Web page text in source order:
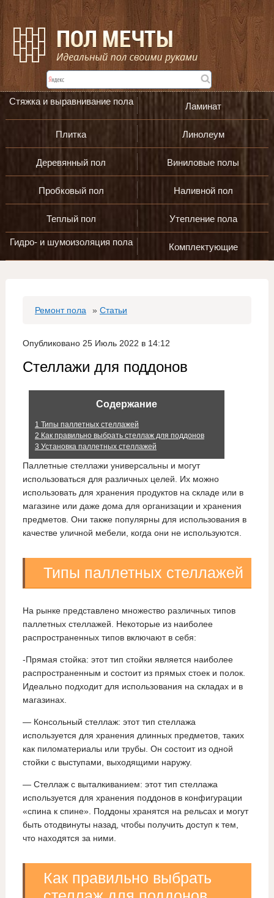
Стяжка и выравнивание пола Ламинат
Плитка Линолеум
Деревянный пол Виниловые полы
Пробковый пол Наливной пол
Теплый пол Утепление пола
Гидро- и шумоизоляция пола Комплектующие
Ремонт пола » Статьи
Опубликовано 25 Июль 2022 в 14:12
Стеллажи для поддонов
Содержание
1 Типы паллетных стеллажей
2 Как правильно выбрать стеллаж для поддонов
3 Установка паллетных стеллажей
Паллетные стеллажи универсальны и могут
использоваться для различных целей. Их можно
использовать для хранения продуктов на складе или в
магазине или даже дома для организации и хранения
предметов. Они также популярны для использования в
качестве уличной мебели, когда они не используются.
Типы паллетных стеллажей
На рынке представлено множество различных типов
паллетных стеллажей. Некоторые из наиболее
распространенных типов включают в себя:
-Прямая стойка: этот тип стойки является наиболее
распространенным и состоит из прямых стоек и полок.
Идеально подходит для использования на складах и в
магазинах.
— Консольный стеллаж: этот тип стеллажа
используется для хранения длинных предметов, таких
как пиломатериалы или трубы. Он состоит из одной
стойки с выступами, выходящими наружу.
— Стеллаж с выталкиванием: этот тип стеллажа
используется для хранения поддонов в конфигурации
«спина к спине». Поддоны хранятся на рельсах и могут
быть отодвинуты назад, чтобы получить доступ к тем,
что находятся за ними.
Как правильно выбрать